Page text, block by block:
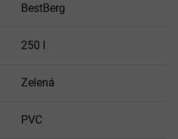
BestBerg
250 l
Zelená
PVC